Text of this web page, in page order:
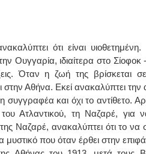
ότι είναι
Ουγγαρία, ιδιαίτερα στο
Όταν η ζωή της βρίσκεται
Αθήνα. Εκεί ανακαλύπτει την
συγγραφέα και όχι το αντίθετο.
Ατλαντικού, τη Ναζαρέ, για
Ναζαρέ, ανακαλύπτει ότι το να
που όταν έρθει στην